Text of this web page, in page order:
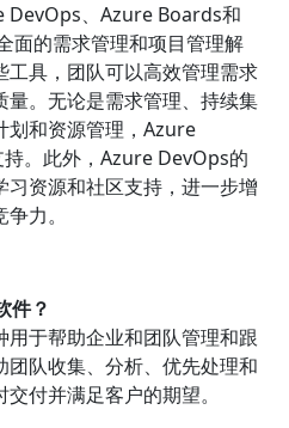
DevOps、Azure Boards和
的需求管理和项目管理解
工具，团队可以高效管理需求
量。无论是需求管理、持续集
划和资源管理，Azure
。此外，Azure DevOps的
资源和社区支持，进一步增
力。
件？
于帮助企业和团队管理和跟
队收集、分析、优先处理和
付并满足客户的期望。